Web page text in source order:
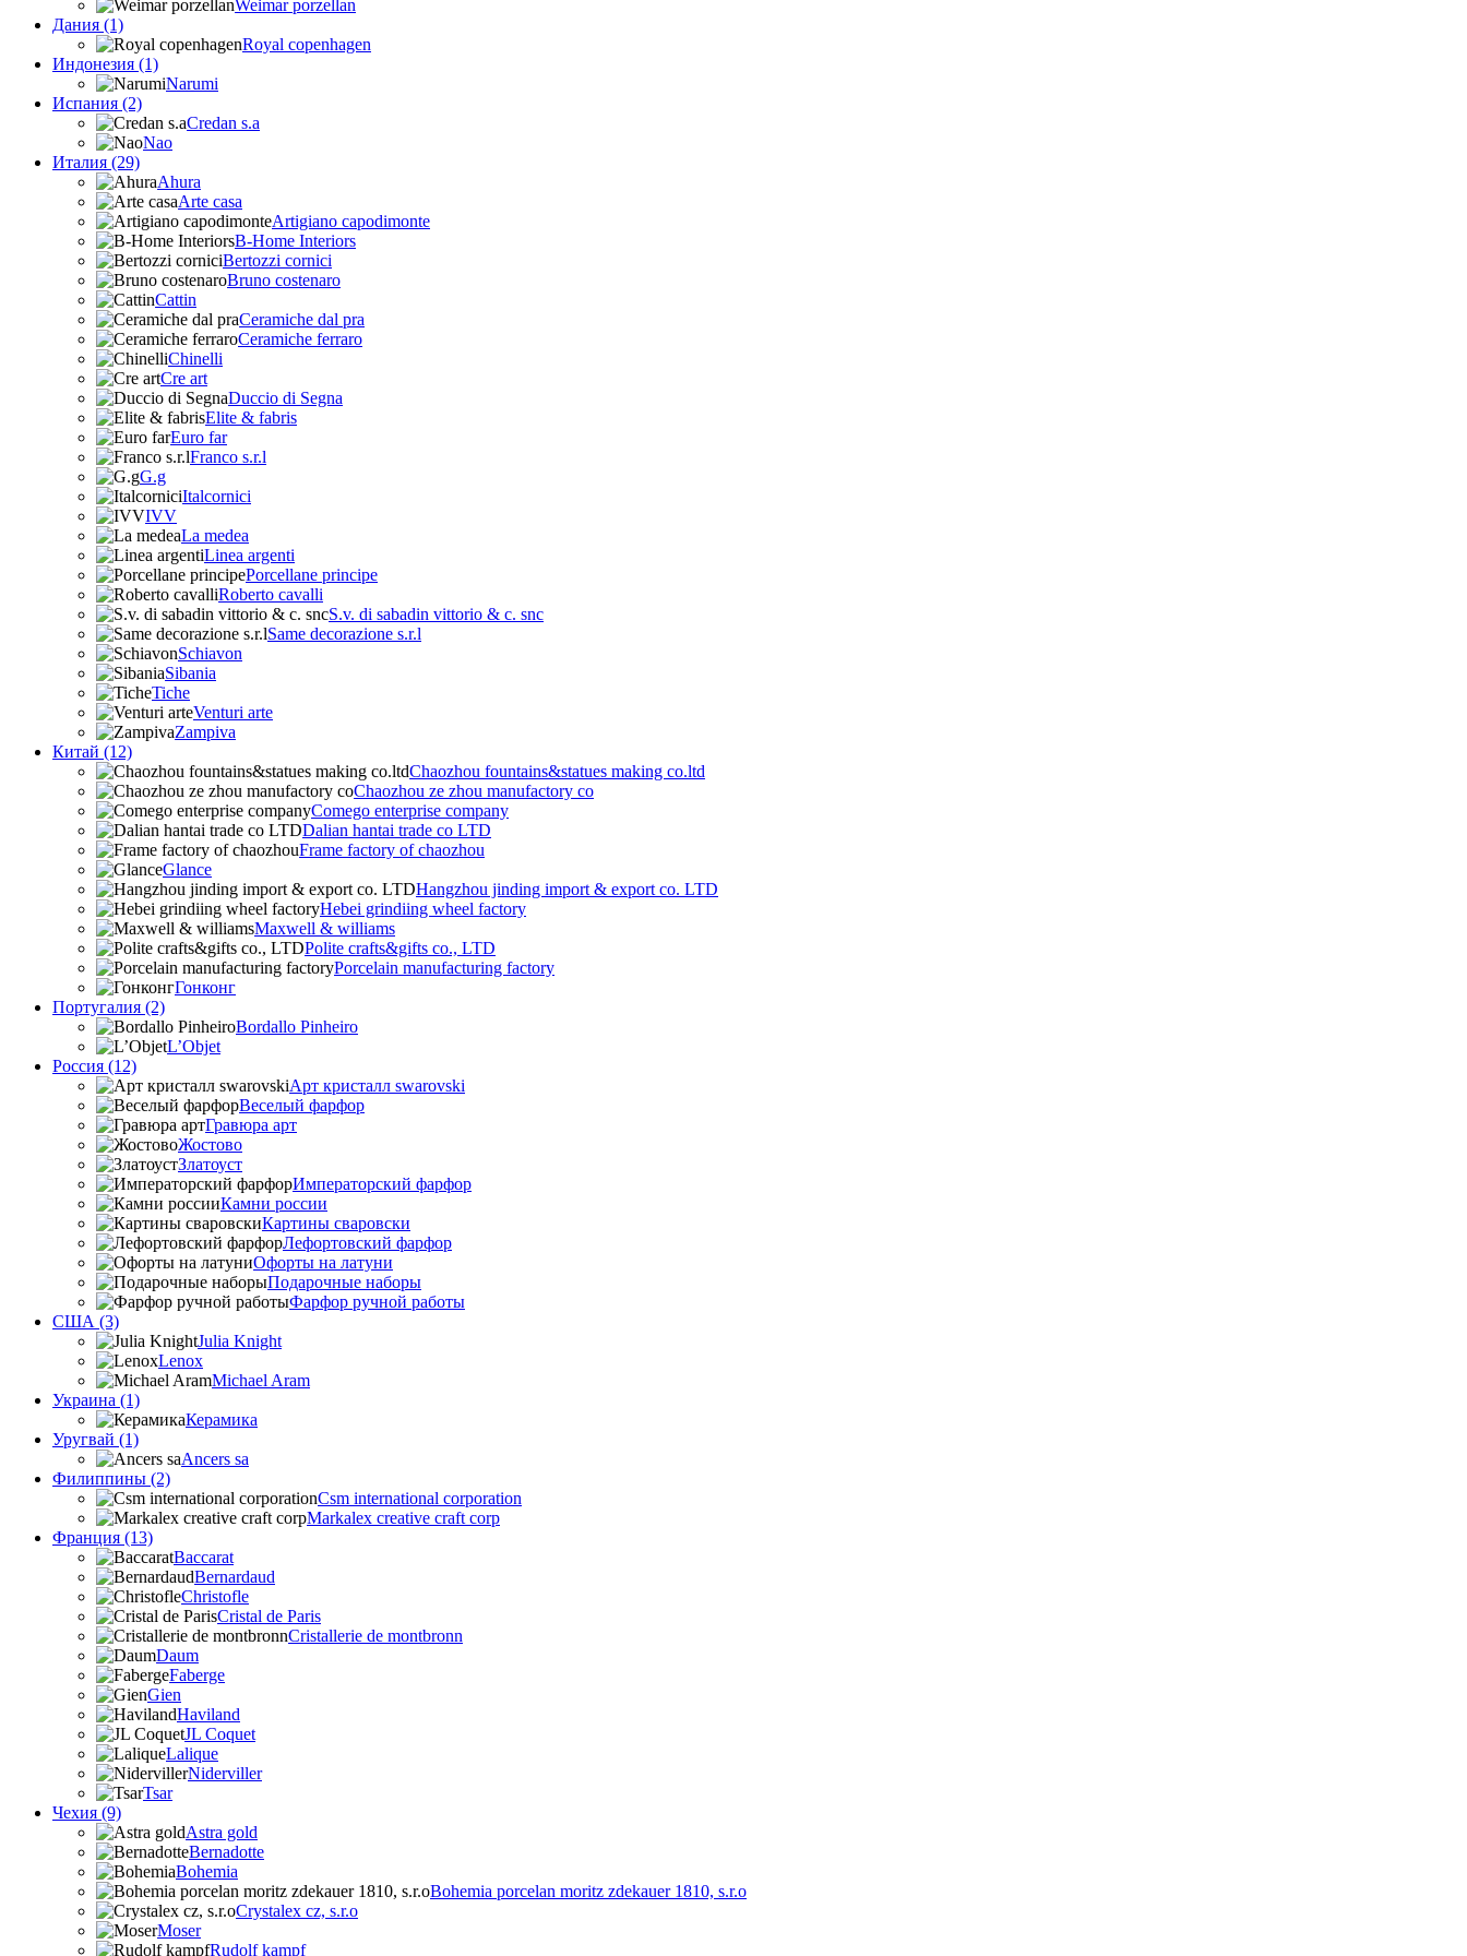
Weimar porzellan
Дания (1)
Royal copenhagen
Индонезия (1)
Narumi
Испания (2)
Credan s.a
Nao
Италия (29)
Ahura
Arte casa
Artigiano capodimonte
B-Home Interiors
Bertozzi cornici
Bruno costenaro
Cattin
Ceramiche dal pra
Ceramiche ferraro
Chinelli
Cre art
Duccio di Segna
Elite & fabris
Euro far
Franco s.r.l
G.g
Italcornici
IVV
La medea
Linea argenti
Porcellane principe
Roberto cavalli
S.v. di sabadin vittorio & c. snc
Same decorazione s.r.l
Schiavon
Sibania
Tiche
Venturi arte
Zampiva
Китай (12)
Chaozhou fountains&statues making co.ltd
Chaozhou ze zhou manufactory co
Comego enterprise company
Dalian hantai trade co LTD
Frame factory of chaozhou
Glance
Hangzhou jinding import & export co. LTD
Hebei grindiing wheel factory
Maxwell & williams
Polite crafts&gifts co., LTD
Porcelain manufacturing factory
Гонконг
Португалия (2)
Bordallo Pinheiro
L’Objet
Россия (12)
Арт кристалл swarovski
Веселый фарфор
Гравюра арт
Жостово
Златоуст
Императорский фарфор
Камни россии
Картины сваровски
Лефортовский фарфор
Офорты на латуни
Подарочные наборы
Фарфор ручной работы
США (3)
Julia Knight
Lenox
Michael Aram
Украина (1)
Керамика
Уругвай (1)
Ancers sa
Филиппины (2)
Csm international corporation
Markalex creative craft corp
Франция (13)
Baccarat
Bernardaud
Christofle
Cristal de Paris
Cristallerie de montbronn
Daum
Faberge
Gien
Haviland
JL Coquet
Lalique
Niderviller
Tsar
Чехия (9)
Astra gold
Bernadotte
Bohemia
Bohemia porcelan moritz zdekauer 1810, s.r.o
Crystalex cz, s.r.o
Moser
Rudolf kampf